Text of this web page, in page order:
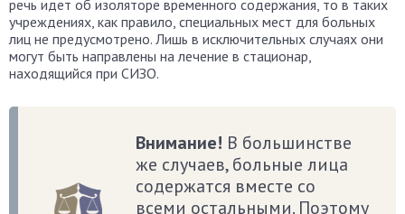
речь идет об изоляторе временного содержания, то в таких
учреждениях, как правило, специальных мест для больных
лиц не предусмотрено. Лишь в исключительных случаях они
могут быть направлены на лечение в стационар,
находящийся при СИЗО.
Внимание! В большинстве
же случаев, больные лица
содержатся вместе со
всеми остальными. Поэтому